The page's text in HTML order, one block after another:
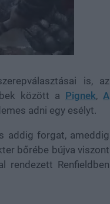
is, az
között a Pignek,A
adni egy esélyt.
addig forgat, ameddig
bőrébe bújva viszont
rendezett Renfieldben